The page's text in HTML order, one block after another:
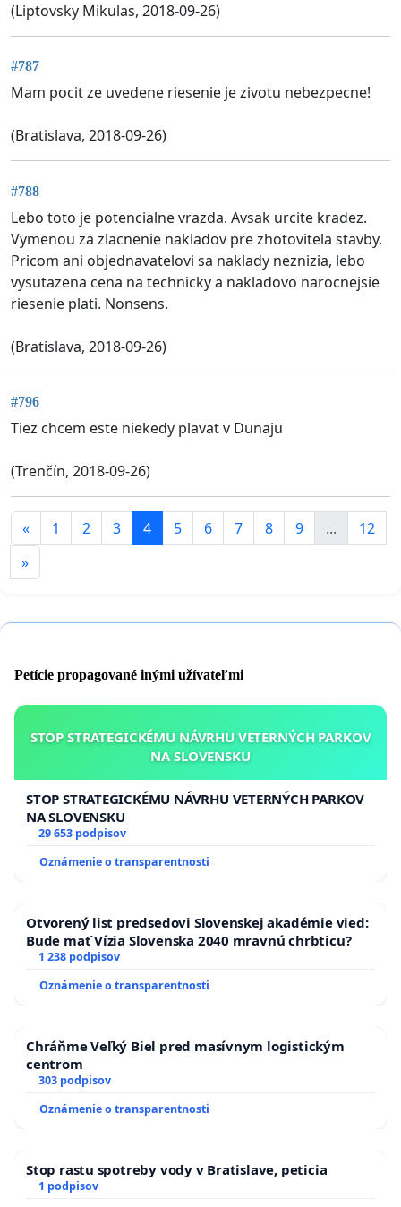
(Liptovsky Mikulas, 2018-09-26)
#787
Mam pocit ze uvedene riesenie je zivotu nebezpecne!
(Bratislava, 2018-09-26)
#788
Lebo toto je potencialne vrazda. Avsak urcite kradez.
Vymenou za zlacnenie nakladov pre zhotovitela stavby.
Pricom ani objednavatelovi sa naklady neznizia, lebo
vysutazena cena na technicky a nakladovo narocnejsie
riesenie plati. Nonsens.
(Bratislava, 2018-09-26)
#796
Tiez chcem este niekedy plavat v Dunaju
(Trenčín, 2018-09-26)
« 1 2 3 4 5 6 7 8 9 ...
12
»
Petície propagované inými užívateľmi
STOP STRATEGICKÉMU NÁVRHU VETERNÝCH PARKOV
NA SLOVENSKU
STOP STRATEGICKÉMU NÁVRHU VETERNÝCH PARKOV
NA SLOVENSKU
29 653 podpisov
Oznámenie o transparentnosti
Otvorený list predsedovi Slovenskej akadémie vied:
Bude mať Vízia Slovenska 2040 mravnú chrbticu?
1 238 podpisov
Oznámenie o transparentnosti
Chráňme Veľký Biel pred masívnym logistickým
centrom
303 podpisov
Oznámenie o transparentnosti
Stop rastu spotreby vody v Bratislave, peticia
1 podpisov